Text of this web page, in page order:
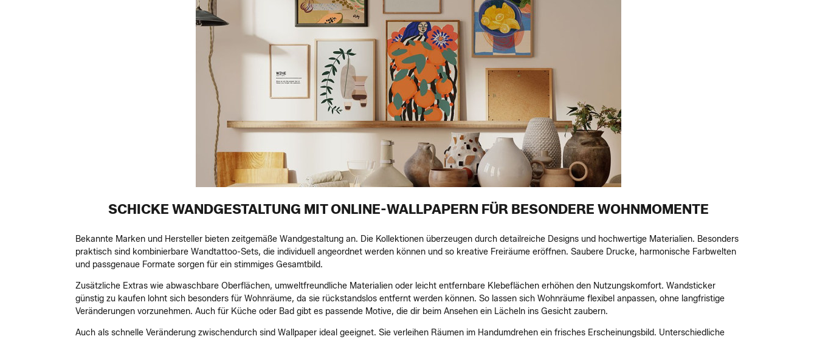
SCHICKE WANDGESTALTUNG MIT ONLINE-WALLPAPERN FÜR BESONDERE WOHNMOMENTE
Bekannte Marken und Hersteller bieten zeitgemäße Wandgestaltung an. Die Kollektionen überzeugen durch detailreiche Designs und hochwertige Materialien. Besonders
praktisch sind kombinierbare Wandtattoo-Sets, die individuell angeordnet werden können und so kreative Freiräume eröffnen. Saubere Drucke, harmonische Farbwelten
und passgenaue Formate sorgen für ein stimmiges Gesamtbild.
Zusätzliche Extras wie abwaschbare Oberflächen, umweltfreundliche Materialien oder leicht entfernbare Klebeflächen erhöhen den Nutzungskomfort. Wandsticker
günstig zu kaufen lohnt sich besonders für Wohnräume, da sie rückstandslos entfernt werden können. So lassen sich Wohnräume flexibel anpassen, ohne langfristige
Veränderungen vorzunehmen. Auch für Küche oder Bad gibt es passende Motive, die dir beim Ansehen ein Lächeln ins Gesicht zaubern.
Auch als schnelle Veränderung zwischendurch sind Wallpaper ideal geeignet. Sie verleihen Räumen im Handumdrehen ein frisches Erscheinungsbild. Unterschiedliche